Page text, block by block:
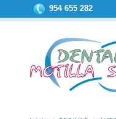
954 655 282